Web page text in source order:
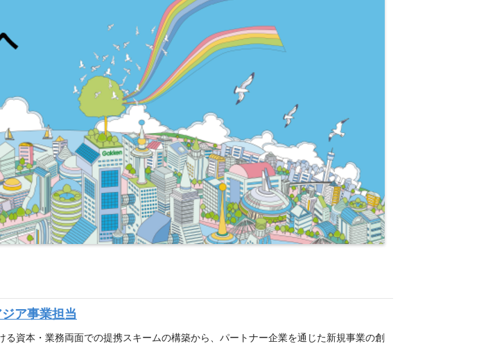
ア事業担当
資本・業務両面での提携スキームの構築から、パートナー企業を通じた新規事業の創